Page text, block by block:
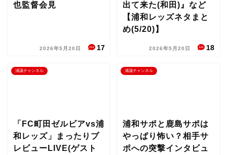
也監督会見
2026年5月20日 17
出て来た(和田)』など
【浦和レッズネタまと
め(5/20)】
2026年5月20日 18
浦議チャンネル
「FC町田ゼルビアvs浦
和レッズ」まったりプ
レビューLIVE(ゲスト
浦議チャンネル
浦和サポと鹿島サポは
やっぱり怖い？相手サ
ポへの突撃インタビュ